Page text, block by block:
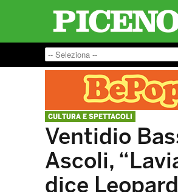
CULTURA E SPETTACOLI
Ventidio
Ascoli,
dice